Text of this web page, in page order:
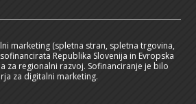
marketing (spletna stran, spletna trgovina,
Republika Slovenija in Evropska
za regionalni razvoj. Sofinanciranje je bilo
za digitalni marketing.